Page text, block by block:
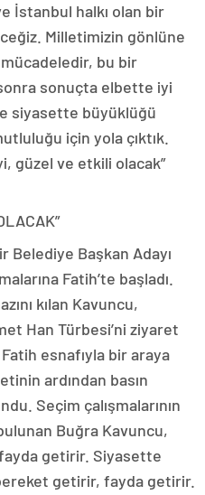
İstanbul halkı olan bir
Milletimizin gönlüne
mücadeledir, bu bir
sonuçta elbette iyi
siyasette büyüklüğü
için yola çıktık.
güzel ve etkili olacak”
Başkan Adayı
Fatih’te başladı.
kılan Kavuncu,
Han Türbesi’ni ziyaret
esnafıyla bir araya
ardından basın
Seçim çalışmalarının
Buğra Kavuncu,
getirir. Siyasette
getirir, fayda getirir.